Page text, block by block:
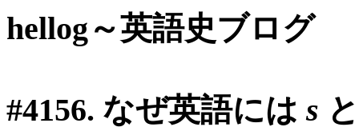
hellog～英語史ブログ
#4156. なぜ英語にはs